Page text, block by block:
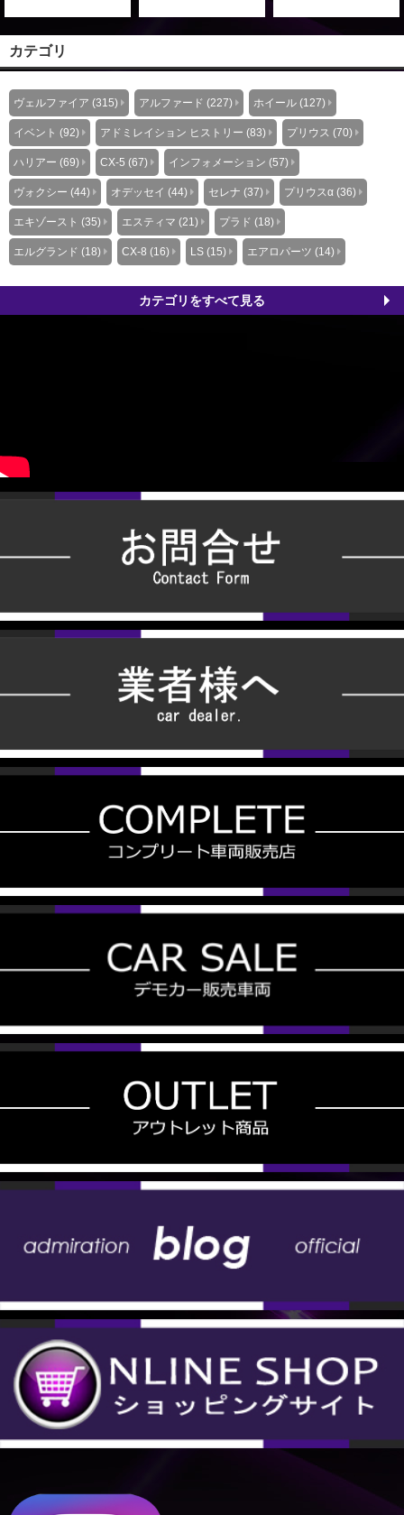
カテゴリ
ヴェルファイア (315) アルファード (227) ホイール (127)
イベント (92) アドミレイション ヒストリー (83) プリウス (70)
ハリアー (69) CX-5 (67) インフォメーション (57)
ヴォクシー (44) オデッセイ (44) セレナ (37) プリウスα (36)
エキゾースト (35) エスティマ (21) プラド (18)
エルグランド (18) CX-8 (16) LS (15) エアロパーツ (14)
カテゴリをすべて見る